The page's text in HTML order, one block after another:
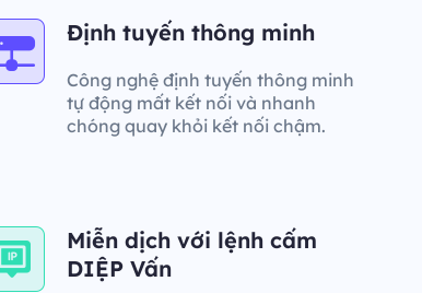
Định tuyến thông minh
Công nghệ định tuyến thông minh
tự động mất kết nối và nhanh
chóng quay khỏi kết nối chậm.
Miễn dịch với lệnh cấm
DIỆP Vấn